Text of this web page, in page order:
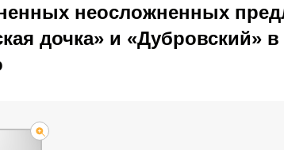
неосложненных
дочка» и «Дубровский» в